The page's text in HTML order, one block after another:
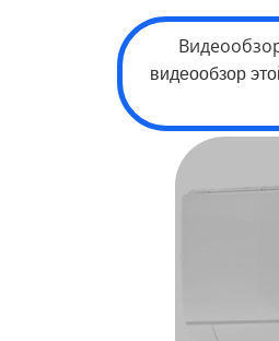
видеообзор